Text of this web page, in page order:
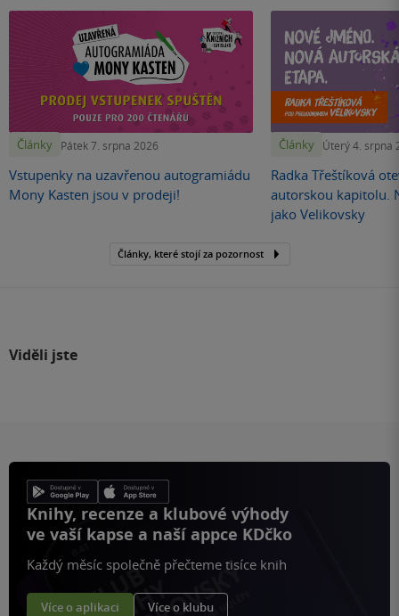
Články Pátek 7. srpna 2026
Vstupenky na uzavřenou autogramiádu
Mony Kasten jsou v prodeji!
Články Úterý 4. srpna
Radka Třeštíková
autorskou kapitolu.
jako Velikovsky
Články, které stojí za pozornost
Viděli jste
Knihy, recenze a klubové výhody
ve vaší kapse a naší appce KDčko
Každý měsíc společně přečteme tisíce knih
Více o aplikaci Více o klubu